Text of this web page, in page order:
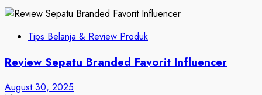
Tips Belanja & Review Produk
Review Sepatu Branded Favorit Influencer
August 30, 2025